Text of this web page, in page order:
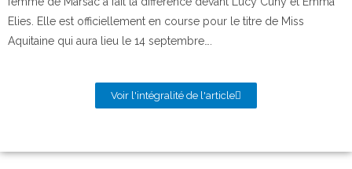
Elies. Elle est officiellement en course pour le titre de Miss
Aquitaine qui aura lieu le 14 septembre….
Voir l'intégralité de l'article